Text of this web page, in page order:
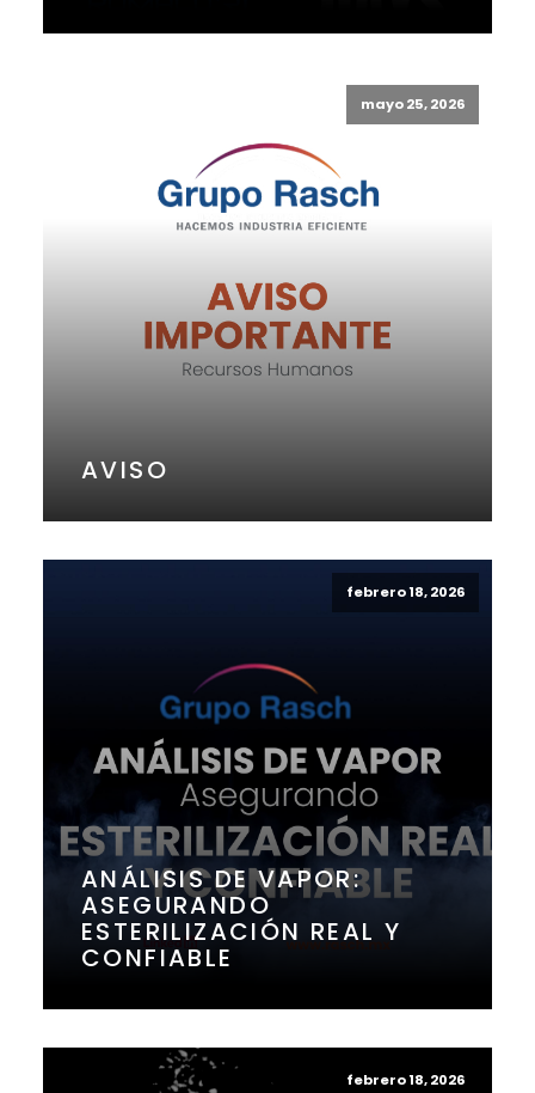
mayo 25, 2026
AVISO
febrero 18, 2026
ANÁLISIS DE VAPOR:
ASEGURANDO
ESTERILIZACIÓN REAL Y
CONFIABLE
febrero 18, 2026